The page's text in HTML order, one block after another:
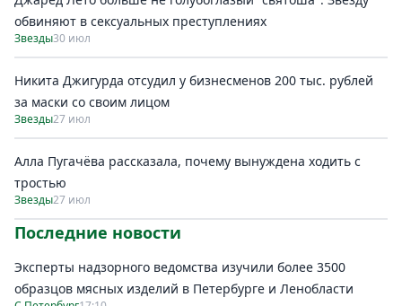
обвиняют в сексуальных преступлениях
Звезды30 июл
Никита Джигурда отсудил у бизнесменов 200 тыс. рублей
за маски со своим лицом
Звезды27 июл
Алла Пугачёва рассказала, почему вынуждена ходить с
тростью
Звезды27 июл
Последние новости
Эксперты надзорного ведомства изучили более 3500
образцов мясных изделий в Петербурге и Ленобласти